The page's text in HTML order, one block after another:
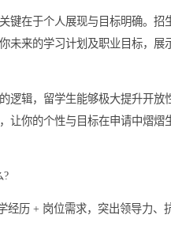
性
数限制，因此控制字数至
拼写和语法错误，更要确
使其更加完善。
及你未来的学习计划及职
清晰的逻辑，留学生能够极